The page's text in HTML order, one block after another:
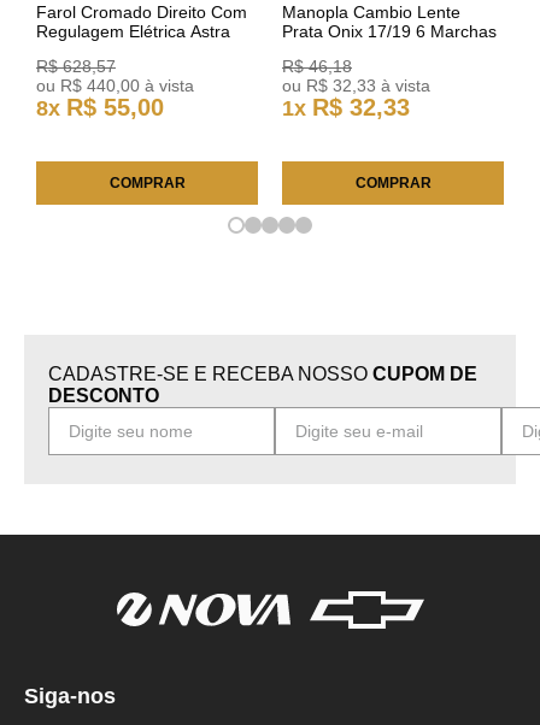
Farol Cromado Direito Com
Regulagem Elétrica Astra
R$ 628,57
ou R$ 440 00 à vista
8x R$ 55,00
COMPRAR
Manopla Cambio Lente
Prata Onix 17/19 6 Marchas
R$ 46,18
ou R$ 32 33 à vista
1x R$ 32,33
COMPRAR
CADASTRE-SE E RECEBA NOSSO CUPOM DE
DESCONTO
Siga-nos